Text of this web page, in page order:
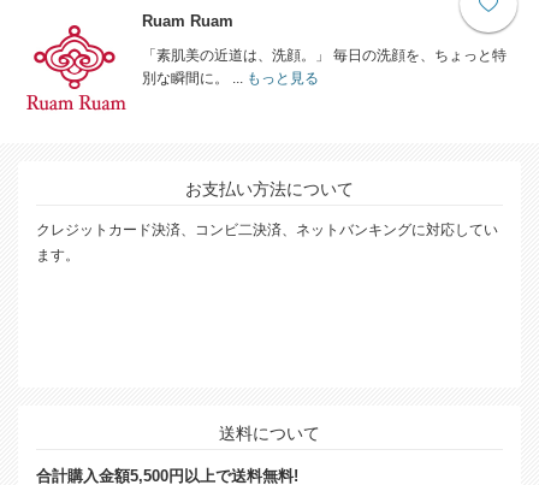
Ruam Ruam
「素肌美の近道は、洗顔。」 毎日の洗顔を、ちょっと特
別な瞬間に。 ...
もっと見る
お支払い方法について
クレジットカード決済、コンビ二決済、ネットバンキングに対応してい
ます。
送料について
合計購入金額5,500円以上で送料無料!